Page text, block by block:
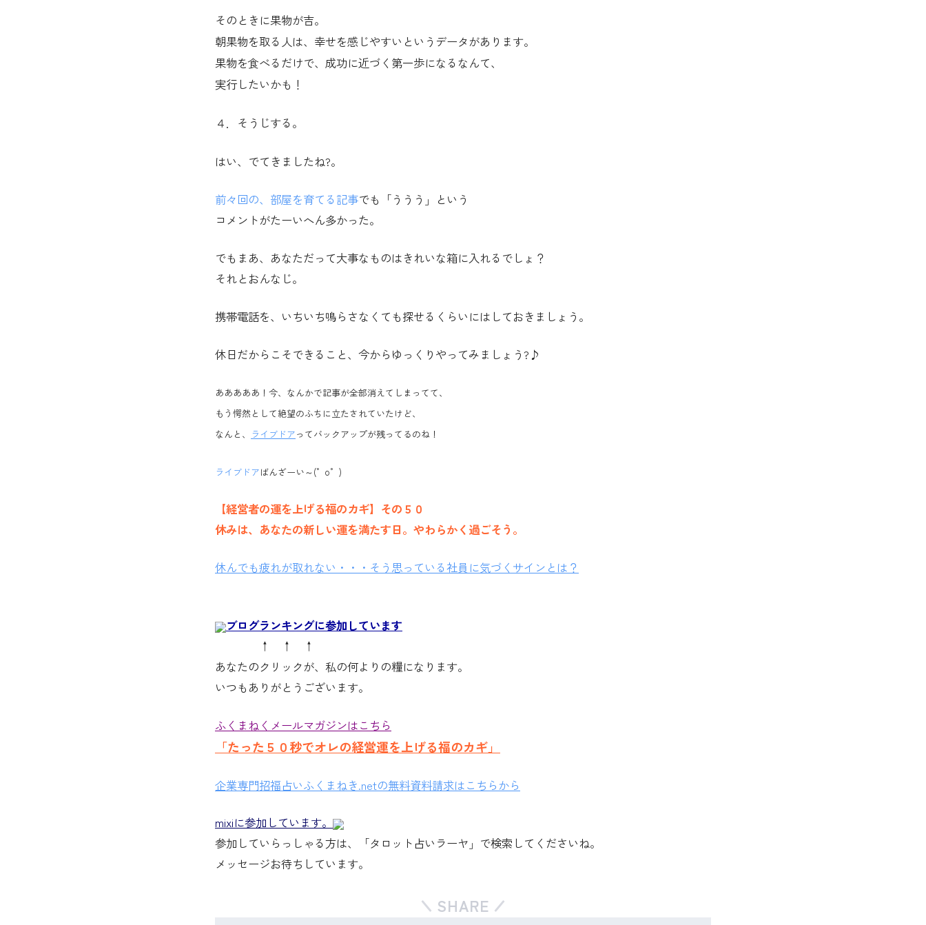
そのときに果物が吉。
朝果物を取る人は、幸せを感じやすいというデータがあります。
果物を食べるだけで、成功に近づく第一歩になるなんて、
実行したいかも！
４．そうじする。
はい、でてきましたね?。
前々回の、部屋を育てる記事でも「ううう」という
コメントがたーいへん多かった。
でもまあ、あなただって大事なものはきれいな箱に入れるでしょ？
それとおんなじ。
携帯電話を、いちいち鳴らさなくても探せるくらいにはしておきましょう。
休日だからこそできること、今からゆっくりやってみましょう?♪
あああああ！今、なんかで記事が全部消えてしまってて、
もう愕然として絶望のふちに立たされていたけど、
なんと、 ライブドアってバックアップが残ってるのね！
ライブドアばんざーい～(゜o゜)
【経営者の運を上げる福のカギ】その５０
休みは、あなたの新しい運を満たす日。やわらかく過ごそう。
休んでも疲れが取れない・・・そう思っている社員に気づくサインとは？
ブログランキングに参加しています
↑ ↑ ↑
あなたのクリックが、私の何よりの糧になります。
いつもありがとうございます。
ふくまねくメールマガジンはこちら
「たった５０秒でオレの経営運を上げる福のカギ」
企業専門招福占いふくまねき.netの無料資料請求はこちらから
mixiに参加しています。
参加していらっしゃる方は、「タロット占いラーヤ」で検索してくださいね。
メッセージお待ちしています。
SHARE